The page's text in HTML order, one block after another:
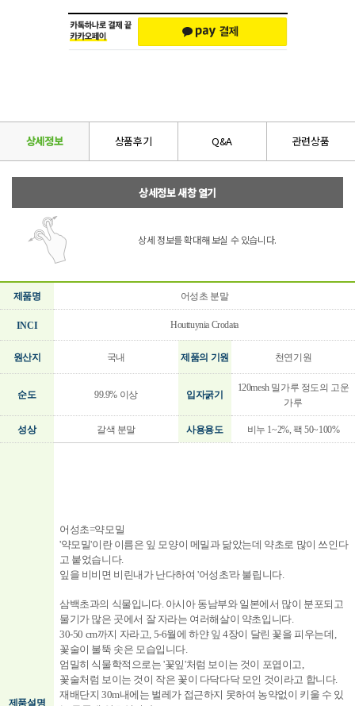
상세정보 상품후기 Q&A 관련상품
상세정보 새창 열기
상세 정보를 확대해 보실 수 있습니다.
제품명 어성초 분말
INCI Houttuynia Crodata
원산지 국내 제품의 기원 천연기원
순도 99.9% 이상 입자굵기
120mesh 밀가루 정도의 고운
가루
성상 갈색 분말 사용용도 비누 1~2%, 팩 50~100%
제품설명
어성초=약모밀
'약모밀'이란 이름은 잎 모양이 메밀과 닮았는데 약초로 많이 쓰인다
고 붙었습니다.
잎을 비비면 비린내가 난다하여 '어성초'라 불립니다.
삼백초과의 식물입니다. 아시아 동남부와 일본에서 많이 분포되고
물기가 많은 곳에서 잘 자라는 여러해살이 약초입니다.
30-50 cm까지 자라고, 5-6월에 하얀 잎 4장이 달린 꽃을 피우는데,
꽃술이 불뚝 솟은 모습입니다.
엄밀히 식물학적으로는 '꽃잎'처럼 보이는 것이 포엽이고,
꽃술처럼 보이는 것이 작은 꽃이 다닥다닥 모인 것이라고 합니다.
재배단지 30m내에는 벌레가 접근하지 못하여 농약없이 키울 수 있